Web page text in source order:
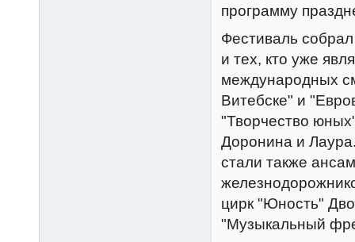
программу
Фестиваль
и тех, кто уже
международных
Витебске" и
"Творчество
Доронина и
стали также
цирк "Юность"
"Музыкальный